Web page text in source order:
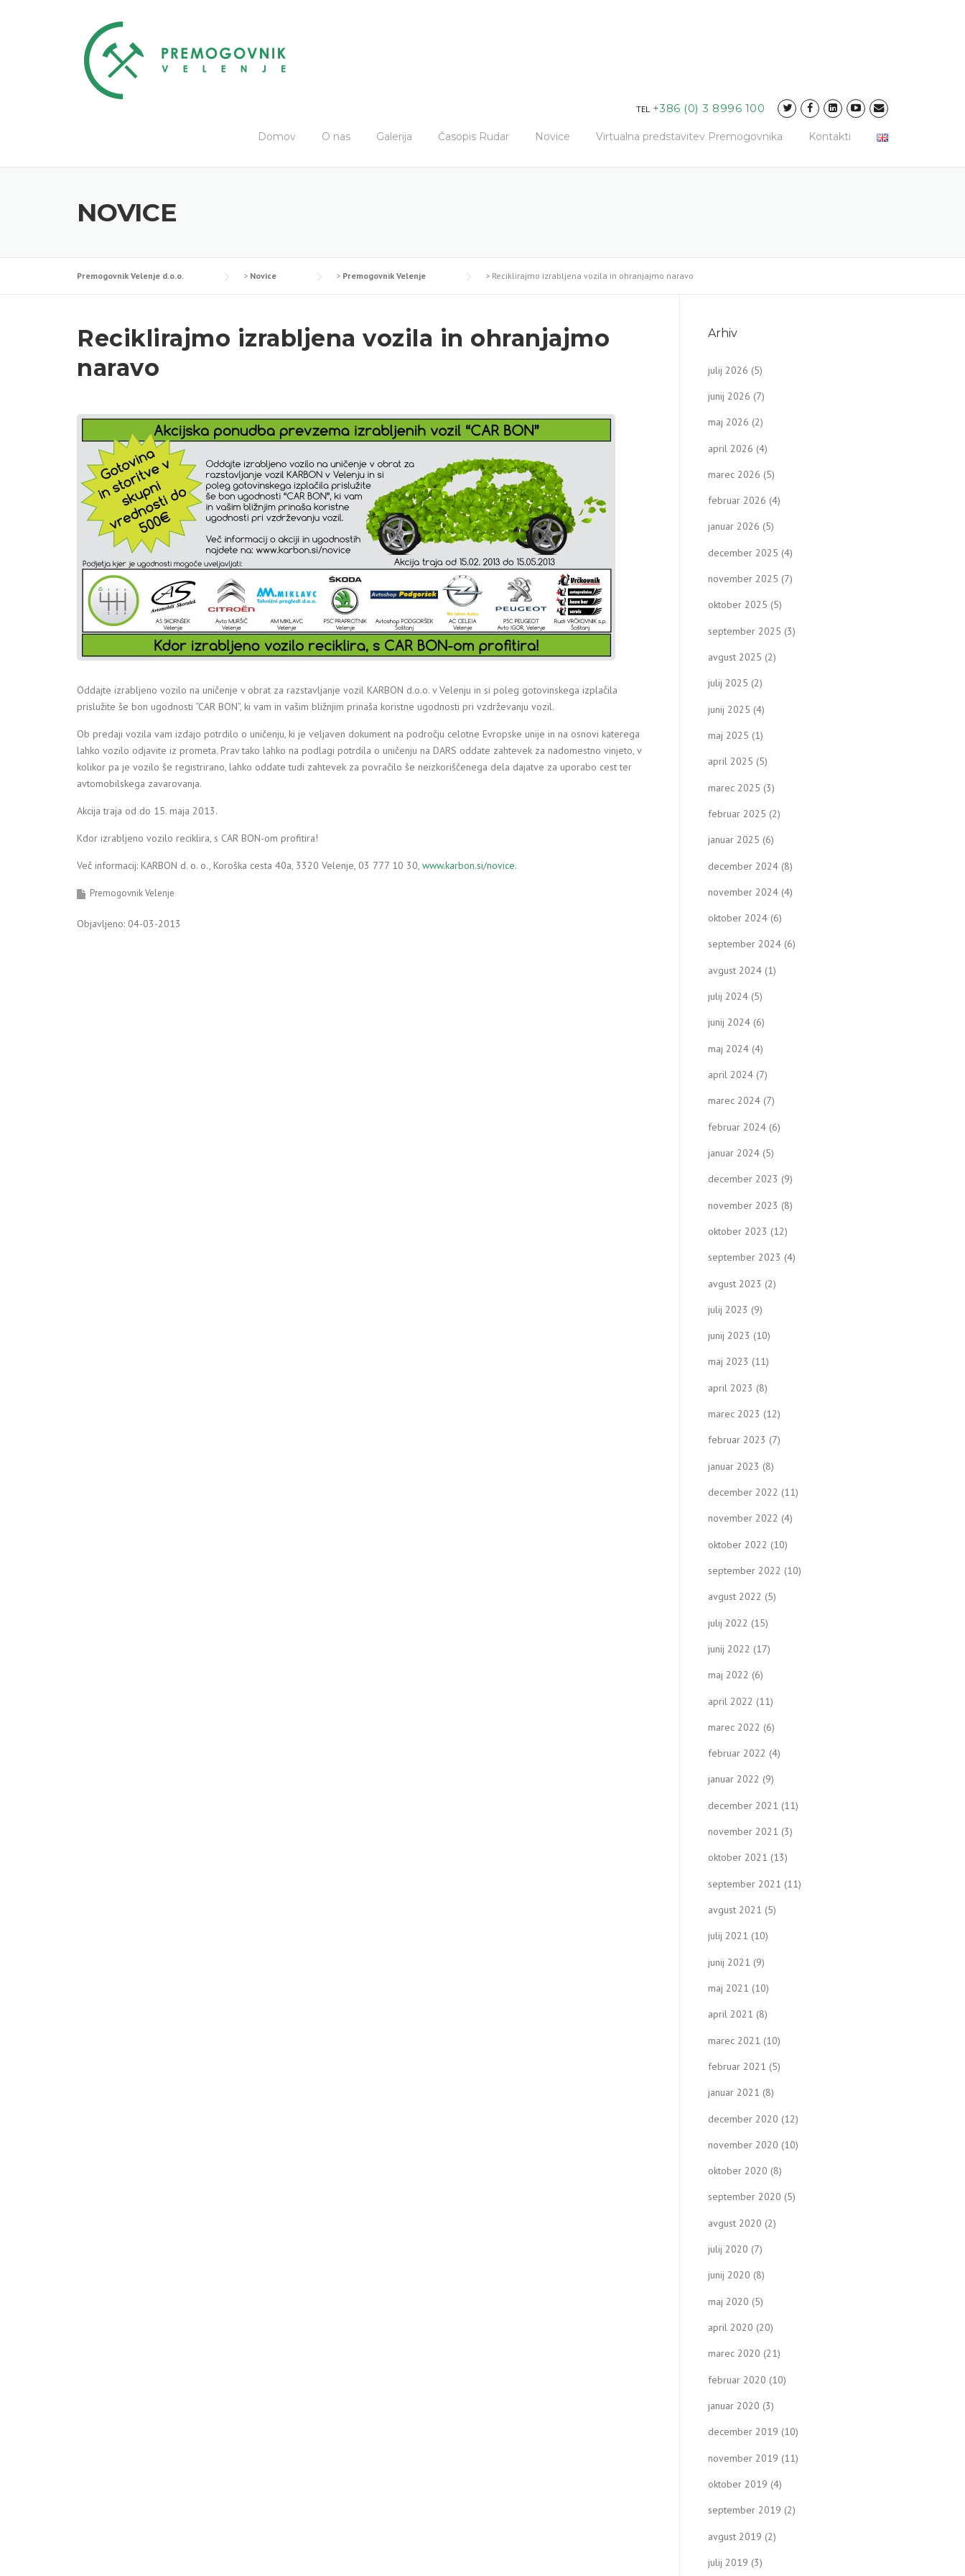
TEL +386 (0) 3 8996 100
Domov O nas Galerija Časopis Rudar Novice Virtualna predstavitev Premogovnika Kontakti
NOVICE
Premogovnik Velenje d.o.o. > Novice > Premogovnik Velenje > Reciklirajmo izrabljena vozila in ohranjajmo naravo
Reciklirajmo izrabljena vozila in ohranjajmo
naravo
Oddajte izrabljeno vozilo na uničenje v obrat za razstavljanje vozil KARBON d.o.o. v Velenju in si poleg gotovinskega izplačila
prislužite še bon ugodnosti “CAR BON”, ki vam in vašim bližnjim prinaša koristne ugodnosti pri vzdrževanju vozil.
Ob predaji vozila vam izdajo potrdilo o uničenju, ki je veljaven dokument na področju celotne Evropske unije in na osnovi katerega
lahko vozilo odjavite iz prometa. Prav tako lahko na podlagi potrdila o uničenju na DARS oddate zahtevek za nadomestno vinjeto, v
kolikor pa je vozilo še registrirano, lahko oddate tudi zahtevek za povračilo še neizkoriščenega dela dajatve za uporabo cest ter
avtomobilskega zavarovanja.
Akcija traja od do 15. maja 2013.
Kdor izrabljeno vozilo reciklira, s CAR BON-om profitira!
Več informacij: KARBON d. o. o., Koroška cesta 40a, 3320 Velenje, 03 777 10 30, www.karbon.si/novice.
Premogovnik Velenje
Objavljeno: 04-03-2013
Arhiv
julij 2026 (5)
junij 2026 (7)
maj 2026 (2)
april 2026 (4)
marec 2026 (5)
februar 2026 (4)
januar 2026 (5)
december 2025 (4)
november 2025 (7)
oktober 2025 (5)
september 2025 (3)
avgust 2025 (2)
julij 2025 (2)
junij 2025 (4)
maj 2025 (1)
april 2025 (5)
marec 2025 (3)
februar 2025 (2)
januar 2025 (6)
december 2024 (8)
november 2024 (4)
oktober 2024 (6)
september 2024 (6)
avgust 2024 (1)
julij 2024 (5)
junij 2024 (6)
maj 2024 (4)
april 2024 (7)
marec 2024 (7)
februar 2024 (6)
januar 2024 (5)
december 2023 (9)
november 2023 (8)
oktober 2023 (12)
september 2023 (4)
avgust 2023 (2)
julij 2023 (9)
junij 2023 (10)
maj 2023 (11)
april 2023 (8)
marec 2023 (12)
februar 2023 (7)
januar 2023 (8)
december 2022 (11)
november 2022 (4)
oktober 2022 (10)
september 2022 (10)
avgust 2022 (5)
julij 2022 (15)
junij 2022 (17)
maj 2022 (6)
april 2022 (11)
marec 2022 (6)
februar 2022 (4)
januar 2022 (9)
december 2021 (11)
november 2021 (3)
oktober 2021 (13)
september 2021 (11)
avgust 2021 (5)
julij 2021 (10)
junij 2021 (9)
maj 2021 (10)
april 2021 (8)
marec 2021 (10)
februar 2021 (5)
januar 2021 (8)
december 2020 (12)
november 2020 (10)
oktober 2020 (8)
september 2020 (5)
avgust 2020 (2)
julij 2020 (7)
junij 2020 (8)
maj 2020 (5)
april 2020 (20)
marec 2020 (21)
februar 2020 (10)
januar 2020 (3)
december 2019 (10)
november 2019 (11)
oktober 2019 (4)
september 2019 (2)
avgust 2019 (2)
julij 2019 (3)